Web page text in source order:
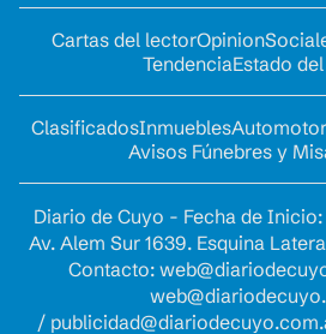
Cartas del lectorOpinion
TendenciaEstado
ClasificadosInmuebles
Avisos Fúnebres y
Diario de Cuyo - Fecha de
Av. Alem Sur 1639. Esquina
Contacto:
/